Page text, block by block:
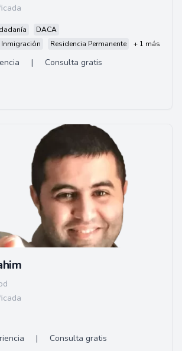
DACA
Residencia Permanente + 1 más
| Consulta gratis
|
Consulta gratis